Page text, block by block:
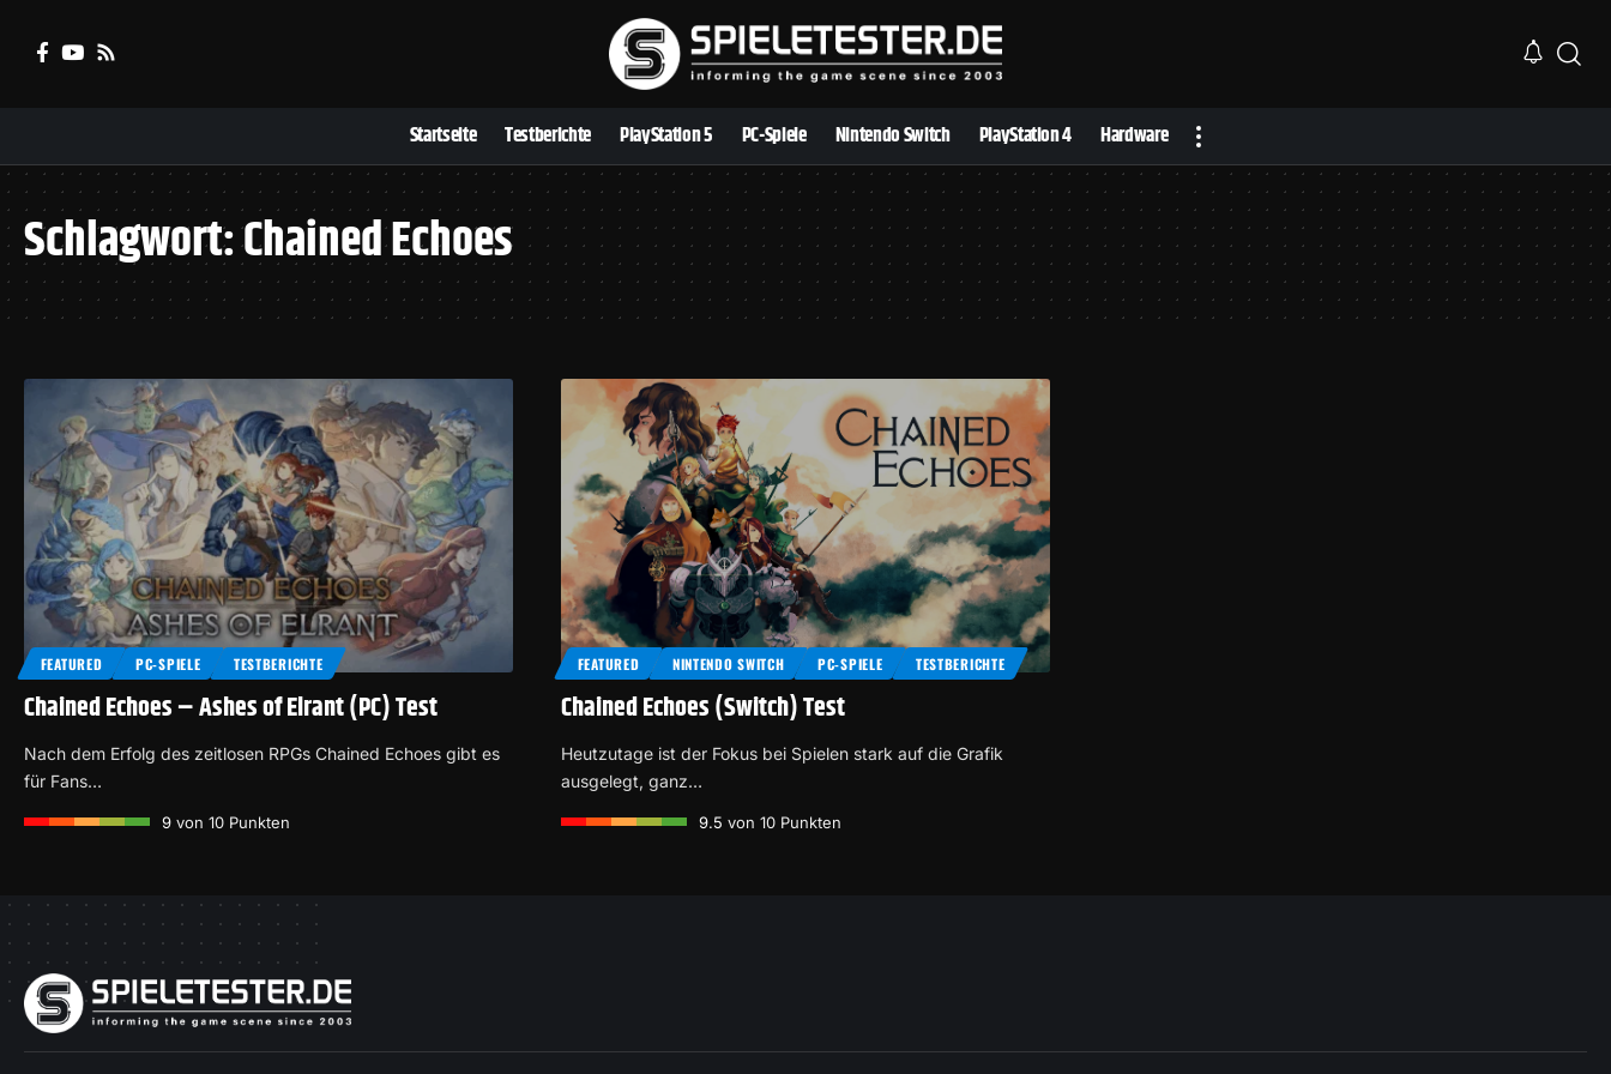
Startseite Testberichte PlayStation 5 PC-Spiele Nintendo Switch PlayStation 4 Hardware
Schlagwort:Chained Echoes
FEATURED PC-SPIELE TESTBERICHTE
Chained Echoes – Ashes of Elrant (PC) Test
Nach dem Erfolg des zeitlosen RPGs Chained Echoes gibt es
für Fans…
9 von 10 Punkten
FEATURED NINTENDO SWITCH PC-SPIELE TESTBERICHTE
Chained Echoes (Switch) Test
Heutzutage ist der Fokus bei Spielen stark auf die Grafik
ausgelegt, ganz…
9.5 von 10 Punkten